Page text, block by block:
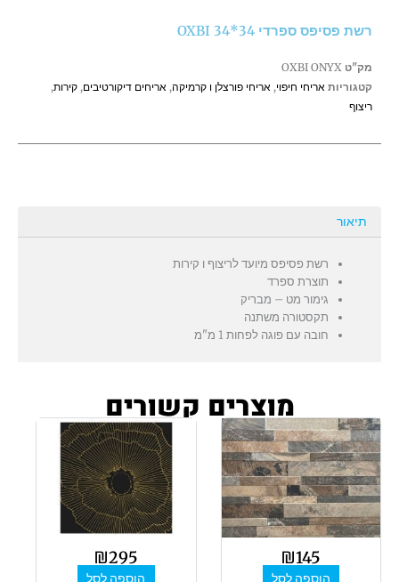
רשת פסיפס ספרדי 34*34 OXBI
מק"ט OXBI ONYX
קטגוריות אריחי חיפוי, אריחי פורצלן ו קרמיקה, אריחים דיקורטיבים, קירות,
ריצוף
תיאור
רשת פסיפס מיועד לריצוף ו קירות
תוצרת ספרד
גימור מט – מבריק
תקסטורה משתנה
חובה עם פוגה לפחות 1 מ"מ
מוצרים קשורים
₪145
הוספה לסל
₪295
הוספה לסל